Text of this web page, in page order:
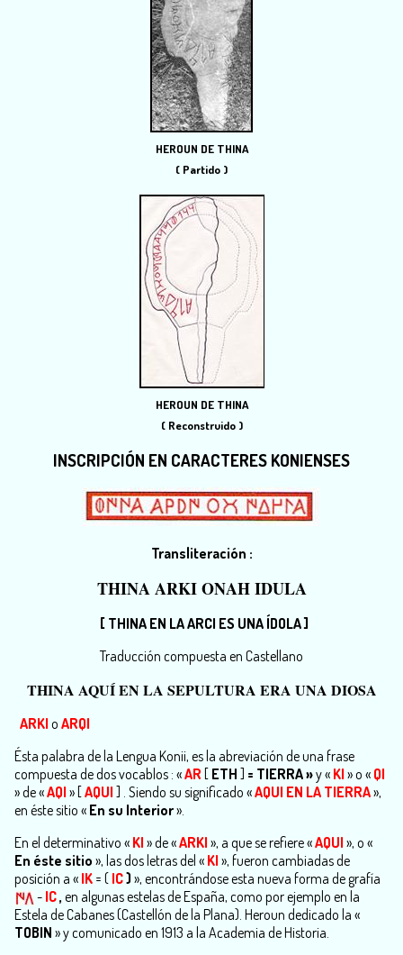
HEROUN DE THINA
( Partido )
HEROUN DE THINA
( Reconstruido )
INSCRIPCIÓN EN CARACTERES KONIENSES
Transliteración :
THINA ARKI ONAH IDULA
[ THINA EN LA ARCI ES UNA ÍDOLA ]
Traducción compuesta en Castellano
THINA AQUÍ EN LA SEPULTURA ERA UNA DIOSA
ARKI o ARQI
Ésta palabra de la Lengua Konii, es la abreviación de una frase
compuesta de dos vocablos : «AR [ ETH ] = TIERRA»y « KI » o « QI
» de «AQI » [AQUI ] . Siendo su significado «AQUI EN LA TIERRA»,
en éste sitio « En su Interior».
En el determinativo « KI » de «ARKI », a que se refiere «AQUI », o «
En éste sitio », las dos letras del « KI », fueron cambiadas de
posición a « IK = ( IC) », encontrándose esta nueva forma de grafía
- IC, en algunas estelas de España, como por ejemplo en la
Estela de Cabanes (Castellón de la Plana). Heroun dedicado la «
TOBIN » y comunicado en 1913 a la Academia de Historia.